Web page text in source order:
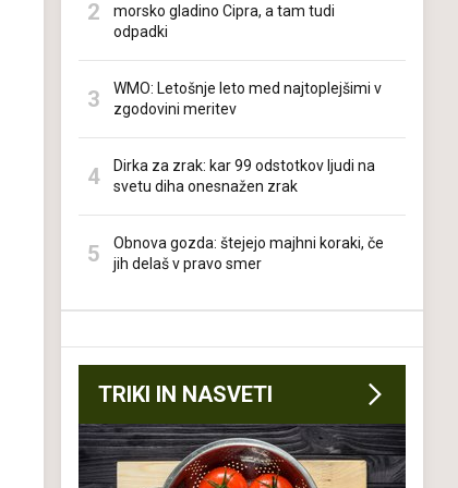
morsko gladino Cipra, a tam tudi
odpadki
WMO: Letošnje leto med najtoplejšimi v
zgodovini meritev
Dirka za zrak: kar 99 odstotkov ljudi na
svetu diha onesnažen zrak
Obnova gozda: štejejo majhni koraki, če
jih delaš v pravo smer
TRIKI IN NASVETI